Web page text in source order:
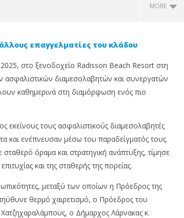
MORE
η
η
Anytime: Φεύγεις διακοπές;
Προστάτευσε την επιχείρησή
σου πριν κλείσεις
10
Ιουνίου,
Cyprus
News
Team
επαγγελματίες του κλάδου
στο ξενοδοχείο Radisson Beach Resort στη
ασφαλιστικών διαμεσολαβητών και συνεργατών
καθημερινά στη διαμόρφωση ενός πιο
τους ασφαλιστικούς διαμεσολαβητές
και ενέπνευσαν μέσω του παραδείγματός τους.
όραμα και στρατηγική ανάπτυξης, τίμησε
και της σταθερής της πορείας.
μεταξύ των οποίων η Πρόεδρος της
θερμό χαιρετισμό, ο Πρόεδρος του
ο Δήμαρχος Λάρνακας κ.